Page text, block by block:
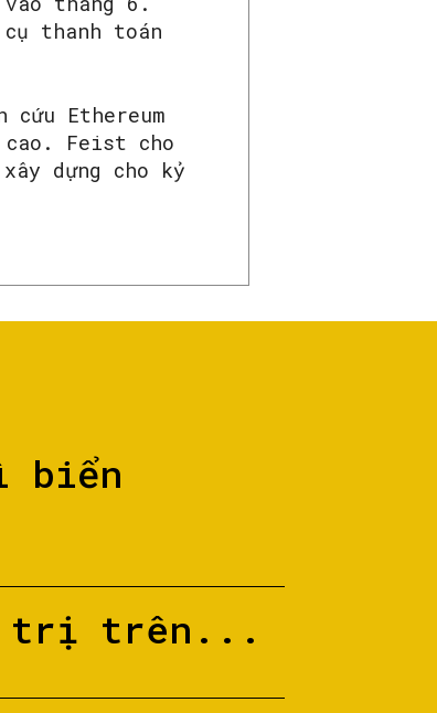
thanh toán
Ethereum
Feist cho
dựng cho kỷ
biển
trị trên...